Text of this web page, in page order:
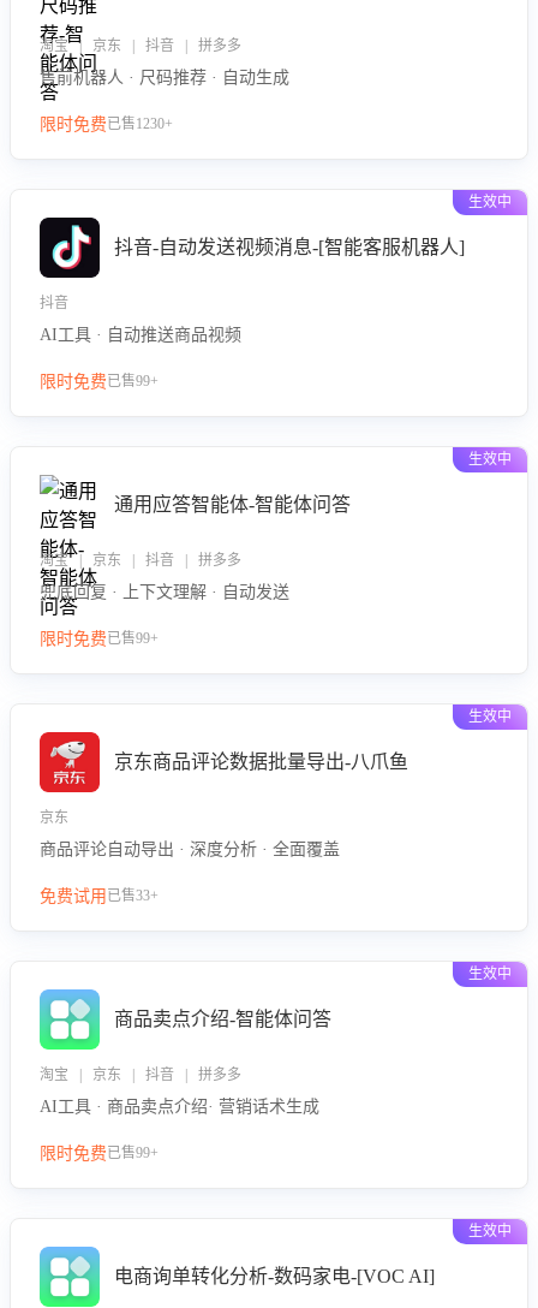
淘宝 | 京东 | 抖音 | 拼多多
售前机器人 · 尺码推荐 · 自动生成
限时免费已售1230+
生效中
抖音-自动发送视频消息-[智能客服机器人]
抖音
AI工具 · 自动推送商品视频
限时免费已售99+
生效中
通用应答智能体-智能体问答
淘宝 | 京东 | 抖音 | 拼多多
兜底回复 · 上下文理解 · 自动发送
限时免费已售99+
生效中
京东商品评论数据批量导出-八爪鱼
京东
商品评论自动导出 · 深度分析 · 全面覆盖
免费试用 已售33+
生效中
商品卖点介绍-智能体问答
淘宝 | 京东 | 抖音 | 拼多多
AI工具 · 商品卖点介绍· 营销话术生成
限时免费已售99+
生效中
电商询单转化分析-数码家电-[VOC AI]